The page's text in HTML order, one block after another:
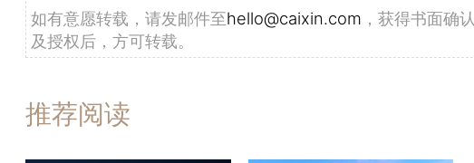
如有意愿转载，请发邮件至hello@caixin.com ，获得书面确认
及授权后，方可转载。
推荐阅读